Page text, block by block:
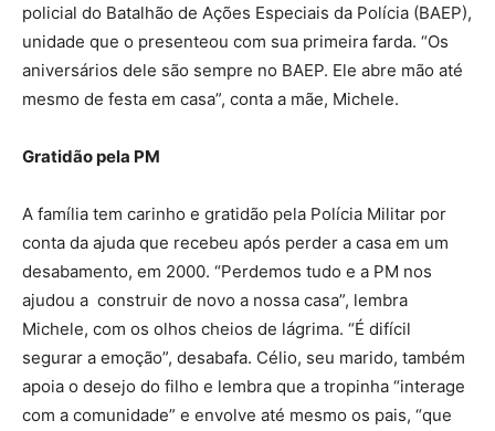
policial do Batalhão de Ações Especiais da Polícia (BAEP),
unidade que o presenteou com sua primeira farda. “Os
aniversários dele são sempre no BAEP. Ele abre mão até
mesmo de festa em casa”, conta a mãe, Michele.
Gratidão pela PM
A família tem carinho e gratidão pela Polícia Militar por
conta da ajuda que recebeu após perder a casa em um
desabamento, em 2000. “Perdemos tudo e a PM nos
ajudou a construir de novo a nossa casa”, lembra
Michele, com os olhos cheios de lágrima. “É difícil
segurar a emoção”, desabafa. Célio, seu marido, também
apoia o desejo do filho e lembra que a tropinha “interage
com a comunidade” e envolve até mesmo os pais, “que